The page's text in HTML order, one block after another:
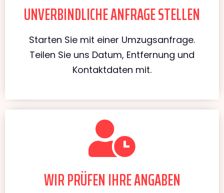
UNVERBINDLICHE ANFRAGE STELLEN
Starten Sie mit einer Umzugsanfrage.
Teilen Sie uns Datum, Entfernung und
Kontaktdaten mit.
WIR PRÜFEN IHRE ANGABEN